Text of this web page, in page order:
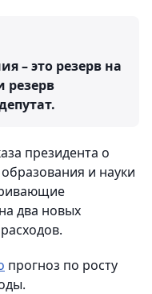
– это резерв на
резерв
президента о
и науки
два новых
прогноз по росту